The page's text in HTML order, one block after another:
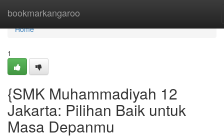
bookmarkangaroo
Home
Home
1
{SMK Muhammadiyah 12
Jakarta: Pilihan Baik untuk
Masa Depanmu